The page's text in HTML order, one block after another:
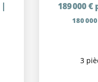
| 189 000 €
180
3